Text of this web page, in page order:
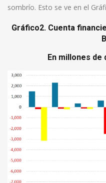
sombrío. Esto se ve en el
Gráfico2. Cuenta
En millones de